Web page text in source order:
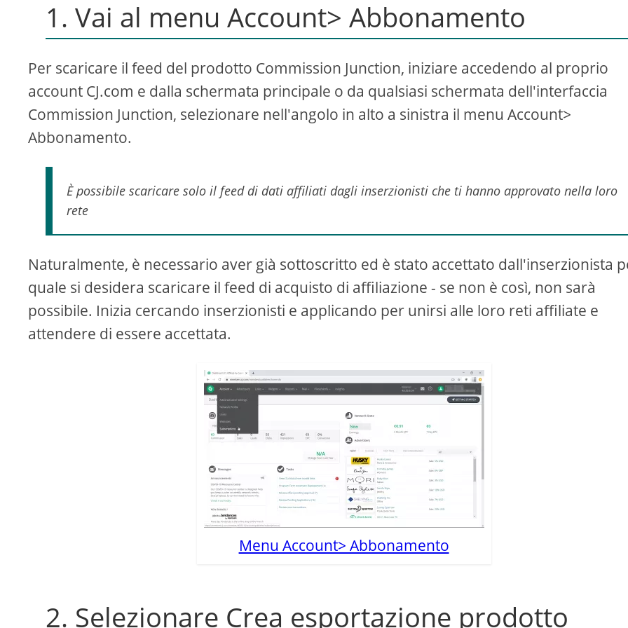
1. Vai al menu Account> Abbonamento
Per scaricare il feed del prodotto Commission Junction, iniziare accedendo al proprio
account CJ.com e dalla schermata principale o da qualsiasi schermata dell'interfaccia
Commission Junction, selezionare nell'angolo in alto a sinistra il menu Account>
Abbonamento.
È possibile scaricare solo il feed di dati affiliati dagli inserzionisti che ti hanno approvato nella loro
rete
Naturalmente, è necessario aver già sottoscritto ed è stato accettato dall'inserzionista
quale si desidera scaricare il feed di acquisto di affiliazione - se non è così, non sarà
possibile. Inizia cercando inserzionisti e applicando per unirsi alle loro reti affiliate e
attendere di essere accettata.
Menu Account> Abbonamento
2. Selezionare Crea esportazione prodotto